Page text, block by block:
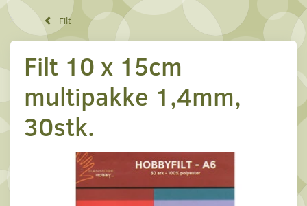
Filt
Filt 10 x 15cm
multipakke 1,4mm,
30stk.